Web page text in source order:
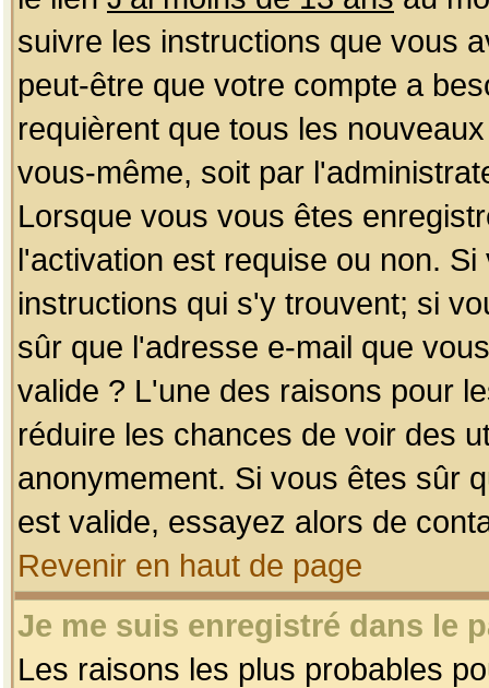
suivre les instructions que vous
peut-être que votre compte a
requièrent que tous les
vous-même, soit par
Lorsque vous vous êtes
l'activation est requise ou non.
instructions qui s'y trouvent; si
sûr que l'adresse e-mail que
valide ? L'une des raisons pour
réduire les chances de voir des
anonymement. Si vous êtes sûr
est valide, essayez alors de
Revenir en haut de page
Je me suis enregistré dans le
Les raisons les plus probables